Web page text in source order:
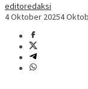
editoredaksi
4 Oktober 20254